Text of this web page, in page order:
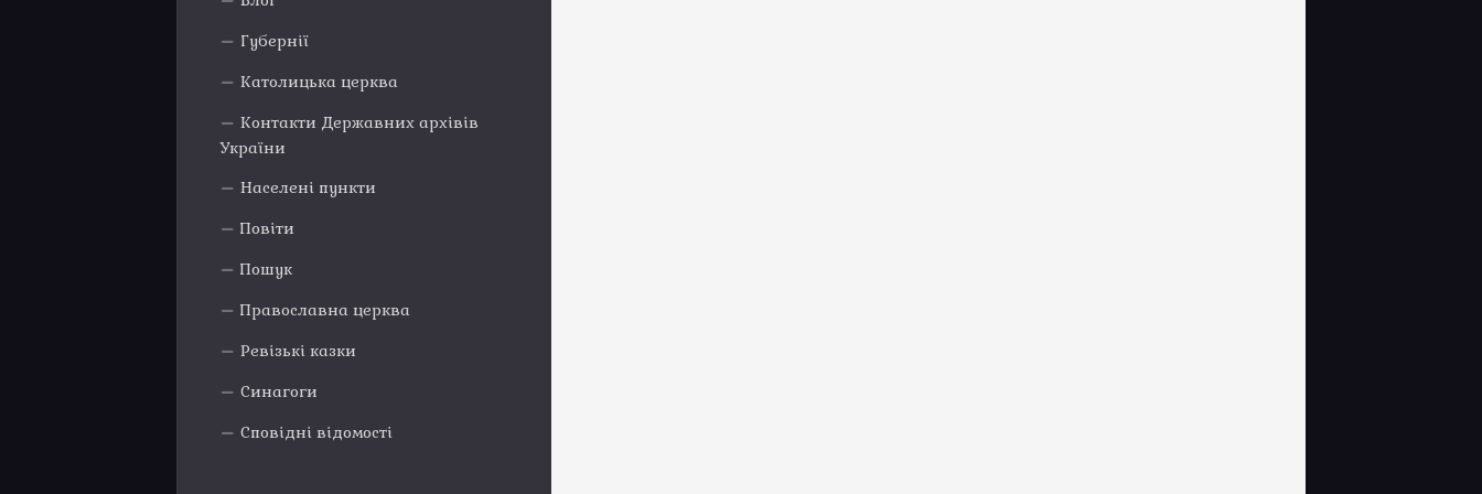
Губернії
Католицька церква
Контакти Державних архівів
України
Населені пункти
Повіти
Пошук
Православна церква
Ревізькі казки
Синагоги
Сповідні відомості